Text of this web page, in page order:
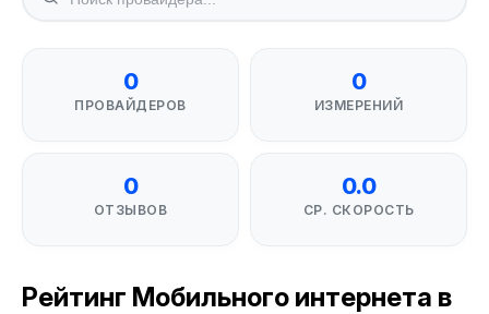
0
ПРОВАЙДЕРОВ
0
ИЗМЕРЕНИЙ
0
ОТЗЫВОВ
0.0
СР. СКОРОСТЬ
Рейтинг Мобильного интернета в